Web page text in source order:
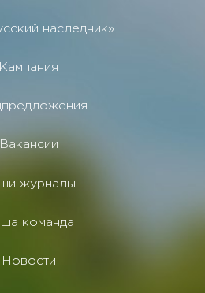
наследник»
Кампания
Вакансии
журналы
команда
Новости